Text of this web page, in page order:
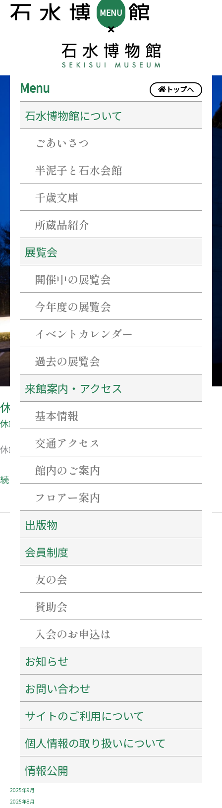
MENU
トップへ
Menu
石水博物館について
ごあいさつ
半泥子と石水会館
千歳文庫
所蔵品紹介
展覧会
開催中の展覧会
今年度の展覧会
イベントカレンダー
過去の展覧会
来館案内・アクセス
基本情報
交通アクセス
館内のご案内
フロアー案内
出版物
会員制度
友の会
賛助会
入会のお申込は
お知らせ
お問い合わせ
サイトのご利用について
個人情報の取り扱いについて
情報公開
休館日
休館日
休館日
続きを読む »
最近の投稿
ネーミングライツ・パートナーを募集します！
百五銀行✖石水博物館 「コーポレーションデー」を開催します！
シンポジウム「西来寺の宝物の魅力にせまる」を開催します！
アーカイブ
2026年7月
2026年6月
2026年5月
2026年4月
2026年1月
2025年12月
2025年11月
2025年9月
2025年8月